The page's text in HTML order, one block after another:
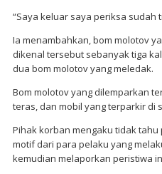
“Saya keluar saya periksa sudah
Ia menambahkan, bom molotov
dikenal tersebut sebanyak tiga
dua bom molotov yang meledak.
Bom molotov yang dilemparkan
teras, dan mobil yang terparkir di
Pihak korban mengaku tidak
motif dari para pelaku yang
kemudian melaporkan peristiwa